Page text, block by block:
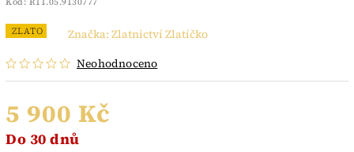
ZLATO
Neohodnoceno
Značka: Zlatnictví Zlatíčko
5 900 Kč
Do 30 dnů